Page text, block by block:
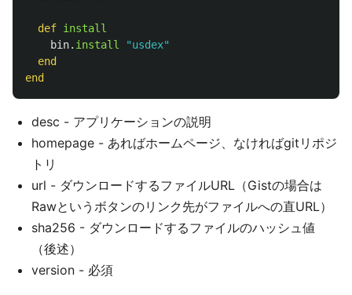
def install
bin. install
"usdex"
end
end
desc - アプリケーションの説明
homepage - あればホームページ、なければgitリポジ
トリ
url - ダウンロードするファイルURL（Gistの場合は
Rawというボタンのリンク先がファイルへの直URL）
sha256 - ダウンロードするファイルのハッシュ値
（後述）
version - 必須